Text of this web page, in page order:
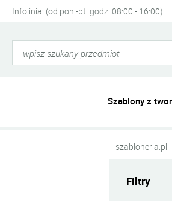
Infolinia: (od pon.-pt. godz. 08:00 - 16:00)
Szablony z
szabloneria.pl
Filtry